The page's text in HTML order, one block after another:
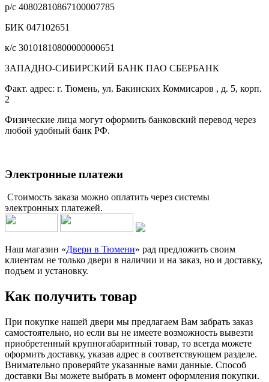
р/с 40802810867100007785
БИК 047102651
к/с 30101810800000000651
ЗАПАДНО-СИБИРСКИЙ БАНК ПАО СБЕРБАНК
Факт. адрес: г. Тюмень, ул. Бакинских Коммисаров , д. 5, корп.
2
Физические лица могут оформить банковский перевод через
любой удобный банк РФ.
Электронные платежи
Стоимость заказа можно оплатить через системы
электронных платежей.
Наш магазин «Двери в Тюмени» рад предложить своим
клиентам не только двери в наличии и на заказ, но и доставку,
подъем и установку.
Как получить товар
При покупке нашей двери мы предлагаем Вам забрать заказ
самостоятельно, но если вы не имеете возможность вывезти
приобретенный крупногабаритный товар, то всегда можете
оформить доставку, указав адрес в соответствующем разделе.
Внимательно проверяйте указанные вами данные. Способ
доставки Вы можете выбрать в момент оформления покупки.